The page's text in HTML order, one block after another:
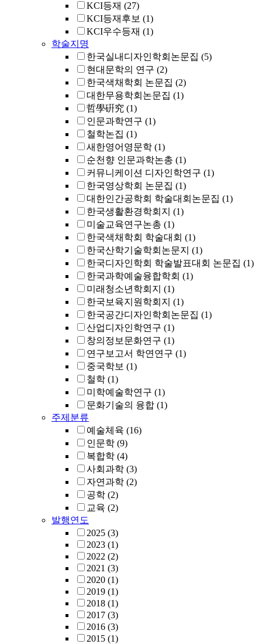
KCI등재 (27)
KCI등재후보 (1)
KCI우수등재 (1)
학술지명
한국실내디자인학회논문집 (5)
현대문학의 연구 (2)
한국색채학회 논문집 (2)
대한무용학회논문집 (1)
哲學硏究 (1)
인문과학연구 (1)
철학논집 (1)
새한영어영문학 (1)
순천향 인문과학논총 (1)
커뮤니케이션 디자인학연구 (1)
한국영상학회 논문집 (1)
대한인간공학회 학술대회논문집 (1)
한국생활환경학회지 (1)
미술교육연구논총 (1)
한국색채학회 학술대회 (1)
한국산학기술학회논문지 (1)
한국디자인학회 학술발표대회 논문집 (1)
한국과학예술융합학회 (1)
미래청소년학회지 (1)
한국보육지원학회지 (1)
한국공간디자인학회논문집 (1)
산업디자인학연구 (1)
창의정보문화연구 (1)
연구보고서 학연연구 (1)
중국학보 (1)
철학 (1)
미학예술학연구 (1)
문화기술의 융합 (1)
주제분류
예술체육 (16)
인문학 (9)
복합학 (4)
사회과학 (3)
자연과학 (2)
공학 (2)
교육 (2)
발행연도
2025 (3)
2023 (1)
2022 (2)
2021 (3)
2020 (1)
2019 (1)
2018 (1)
2017 (3)
2016 (3)
2015 (1)